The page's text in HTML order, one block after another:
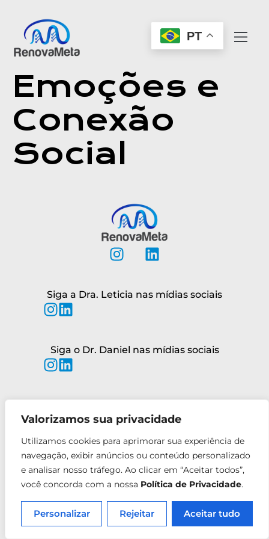
Valorizamos sua privacidade
Utilizamos cookies para aprimorar sua experiência de
navegação, exibir anúncios ou conteúdo personalizado
e analisar nosso tráfego. Ao clicar em “Aceitar todos”,
você concorda com a nossa Política de Privacidade.
Personalizar Rejeitar Aceitar tudo
PT
Emoções e
Conexão
Social
Siga a Dra. Leticia nas mídias sociais
Siga o Dr. Daniel nas mídias sociais